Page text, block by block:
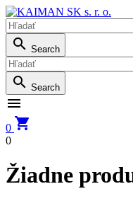
 Search
 Search

0 
0
Žiadne